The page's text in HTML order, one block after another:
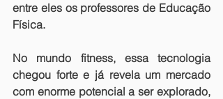
entre eles os professores de Educação
Física.
No mundo fitness, essa tecnologia
chegou forte e já revela um mercado
com enorme potencial a ser explorado,